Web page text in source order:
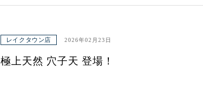
レイクタウン店 2026年02月23日
極上天然 穴子天 登場！